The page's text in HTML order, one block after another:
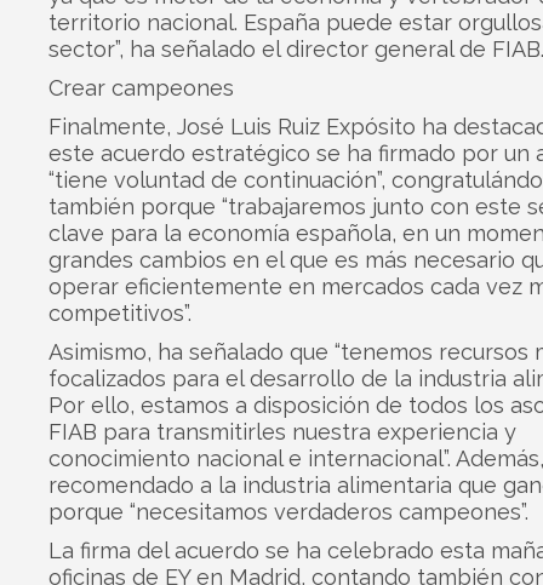
territorio nacional. España puede estar
sector”, ha señalado el director general de FIAB.
Crear campeones
Finalmente, José Luis Ruiz Expósito ha
este acuerdo estratégico se ha firmado por un
“tiene voluntad de continuación”,
también porque “trabajaremos junto con este
clave para la economía española, en un
grandes cambios en el que es más necesario
operar eficientemente en mercados cada vez
competitivos”.
Asimismo, ha señalado que “tenemos recursos
focalizados para el desarrollo de la industria
Por ello, estamos a disposición de todos los
FIAB para transmitirles nuestra experiencia y
conocimiento nacional e internacional”.
recomendado a la industria alimentaria que
porque “necesitamos verdaderos campeones”.
La firma del acuerdo se ha celebrado esta
oficinas de EY en Madrid, contando también